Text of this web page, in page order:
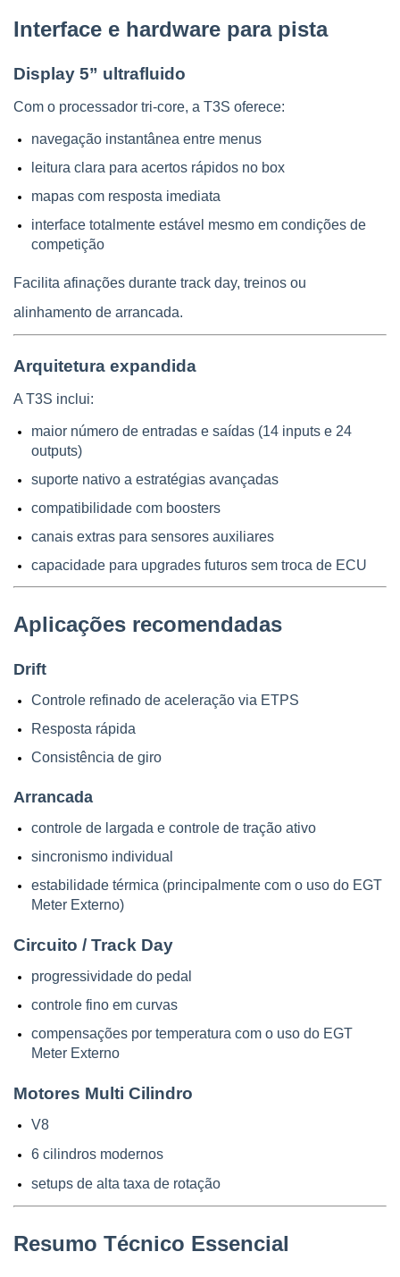
Interface e hardware para pista
Display 5” ultrafluido
Com o processador tri-core, a T3S oferece:
navegação instantânea entre menus
leitura clara para acertos rápidos no box
mapas com resposta imediata
interface totalmente estável mesmo em condições de
competição
Facilita afinações durante track day, treinos ou
alinhamento de arrancada.
Arquitetura expandida
A T3S inclui:
maior número de entradas e saídas (14 inputs e 24
outputs)
suporte nativo a estratégias avançadas
compatibilidade com boosters
canais extras para sensores auxiliares
capacidade para upgrades futuros sem troca de ECU
Aplicações recomendadas
Drift
Controle refinado de aceleração via ETPS
Resposta rápida
Consistência de giro
Arrancada
controle de largada e controle de tração ativo
sincronismo individual
estabilidade térmica (principalmente com o uso do EGT
Meter Externo)
Circuito / Track Day
progressividade do pedal
controle fino em curvas
compensações por temperatura com o uso do EGT
Meter Externo
Motores Multi Cilindro
V8
6 cilindros modernos
setups de alta taxa de rotação
Resumo Técnico Essencial